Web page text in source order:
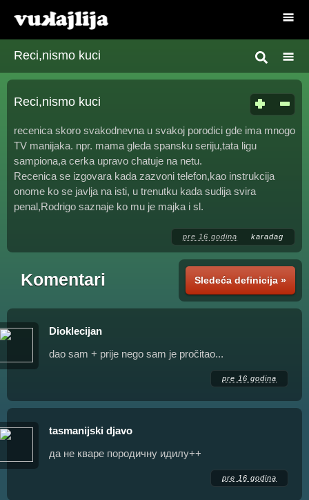
Reci,nismo kuci
Reci,nismo kuci
recenica skoro svakodnevna u svakoj porodici gde ima mnogo
TV manijaka. npr. mama gleda spansku seriju,tata ligu
sampiona,a cerka upravo chatuje na netu.
Recenica se izgovara kada zazvoni telefon,kao instrukcija
onome ko se javlja na isti, u trenutku kada sudija svira
penal,Rodrigo saznaje ko mu je majka i sl.
pre 16 godina karadag
Sledeća definicija »
Komentari
Dioklecijan
dao sam + prije nego sam je pročitao...
pre 16 godina
tasmanijski djavo
да не кваре породичну идилу++
pre 16 godina